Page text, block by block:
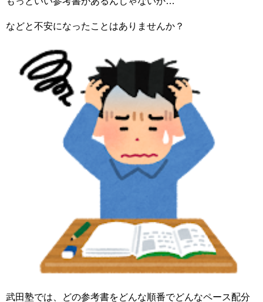
などと不安になったことはありませんか？
武田塾では、どの参考書をどんな順番でどんなペース配分